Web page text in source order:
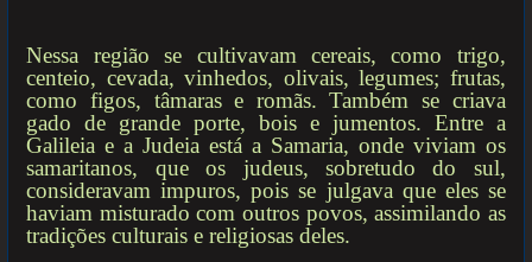
Nessa região se cultivavam cereais, como trigo,
centeio, cevada, vinhedos, olivais, legumes; frutas,
como figos, tâmaras e romãs. Também se criava
gado de grande porte, bois e jumentos. Entre a
Galileia e a Judeia está a Samaria, onde viviam os
samaritanos, que os judeus, sobretudo do sul,
consideravam impuros, pois se julgava que eles se
haviam misturado com outros povos, assimilando as
tradições culturais e religiosas deles.